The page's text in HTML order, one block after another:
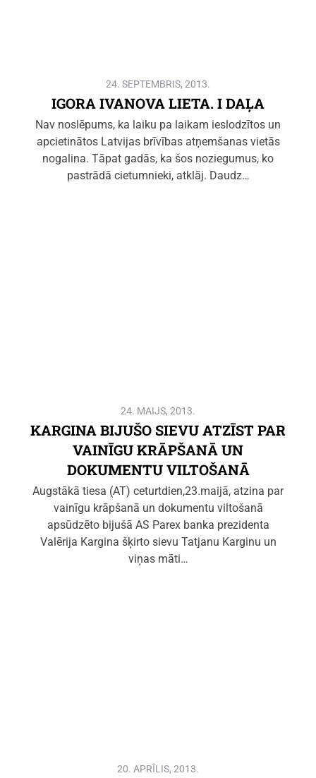
24. SEPTEMBRIS, 2013.
IGORA IVANOVA LIETA. I DAĻA
Nav noslēpums, ka laiku pa laikam ieslodzītos un
apcietinātos Latvijas brīvības atņemšanas vietās
nogalina. Tāpat gadās, ka šos noziegumus, ko
pastrādā cietumnieki, atklāj. Daudz…
24. MAIJS, 2013.
KARGINA BIJUŠO SIEVU ATZĪST PAR
VAINĪGU KRĀPŠANĀ UN
DOKUMENTU VILTOŠANĀ
Augstākā tiesa (AT) ceturtdien,23.maijā, atzina par
vainīgu krāpšanā un dokumentu viltošanā
apsūdzēto bijušā AS Parex banka prezidenta
Valērija Kargina šķirto sievu Tatjanu Karginu un
viņas māti…
20. APRĪLIS, 2013.